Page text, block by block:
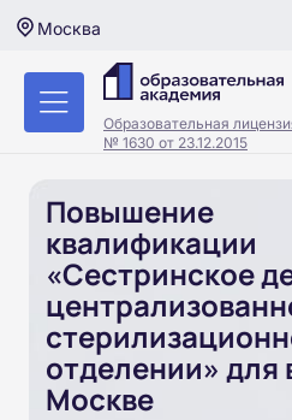
Москва
Образовательная
№ 1630 от 23.12.2015
Повышение
квалификации
«Сестринское
отделении» для
Москве